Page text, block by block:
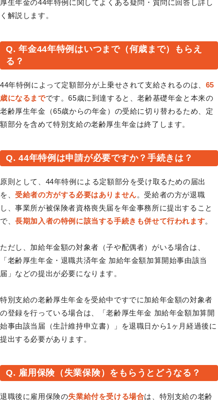
厚生年金の44年特例に関してよくある疑問・質問に回答し詳し
く解説します。
Q. 年金44年特例はいつまで（何歳まで）もらえ
る？
44年特例によって定額部分が上乗せされて支給されるのは、 65
歳になるまでです。65歳に到達すると、老齢基礎年金と本来の
老齢厚生年金（65歳からの年金）の受給に切り替わるため、定
額部分を含めて特別支給の老齢厚生年金は終了します。
Q. 44年特例は申請が必要ですか？手続きは？
原則として、44年特例による定額部分を受け取るための届出
を、 受給者の方がする必要はありません。受給者の方が退職
し、事業所が被保険者資格喪失届を年金事務所に提出すること
で、長期加入者の特例に該当する手続きも併せて行われます。
ただし、加給年金額の対象者（子や配偶者）がいる場合は、
「老齢厚生年金・退職共済年金 加給年金額加算開始事由該当
届」などの提出が必要になります。
特別支給の老齢厚生年金を受給中ですでに加給年金額の対象者
の登録を行っている場合は、「老齢厚生年金 加給年金額加算開
始事由該当届（生計維持申立書）」を退職日から1ヶ月経過後に
提出する必要があります。
Q. 雇用保険（失業保険）をもらうとどうなる？
退職後に雇用保険の失業給付を受ける場合は、特別支給の老齢